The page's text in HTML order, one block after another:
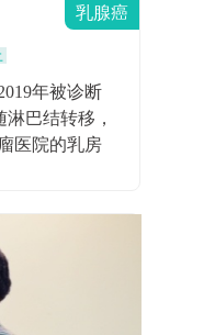
乳腺癌
年被诊断
巴结转移，
医院的乳房